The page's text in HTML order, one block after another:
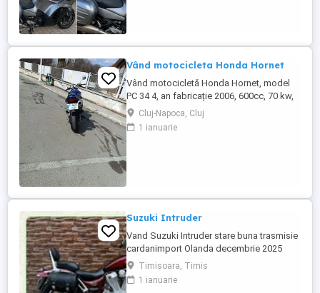
Vând motocicleta Honda Hornet
Vând motocicletă Honda Hornet, model
PC 34 4, an fabricație 2006, 600cc, 70 kw,
98 cp, inspecție tehnică valabilă până în
august 2027 . Preț 1900 euro
Cluj-Napoca, Cluj
1 ianuarie
Suzuki Intruder
Vand Suzuki Intruder stare buna trasmisie
cardanimport Olanda decembrie 2025
inmatriculat RO IN FEBRUARIE Nu raspund
la mesaje.Schimb cu ATV plus sau minus
diferenta
Timisoara, Timis
1 ianuarie